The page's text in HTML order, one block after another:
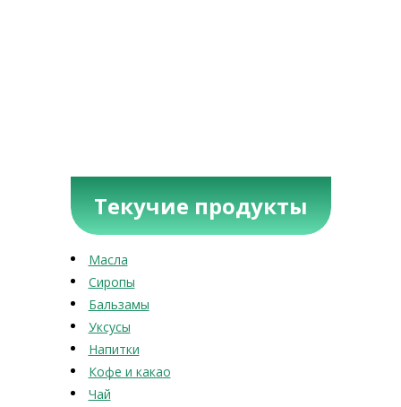
Текучие продукты
Масла
Сиропы
Бальзамы
Уксусы
Напитки
Кофе и какао
Чай